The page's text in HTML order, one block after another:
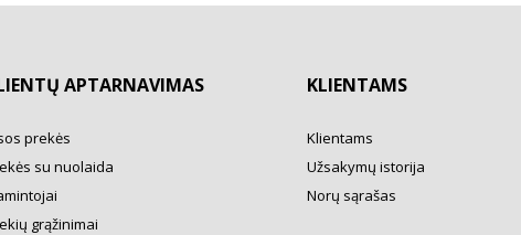
APTARNAVIMAS
prekės
su nuolaida
grąžinimai
KLIENTAMS
Klientams
Užsakymų istorija
Norų sąrašas